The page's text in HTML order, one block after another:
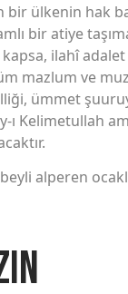
ülkenin hak
bir atiye
ilahî
mazlum ve
ümmet
ı Kelimetullah
alperen